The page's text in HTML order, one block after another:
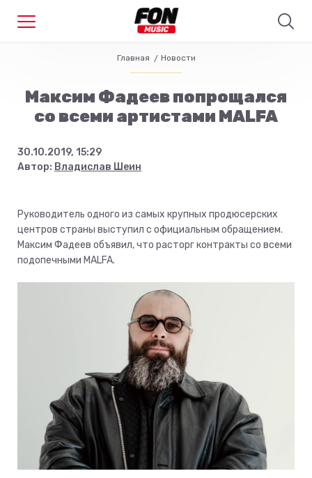
Главная Новости
Максим Фадеев попрощался
со всеми артистами MALFA
30.10.2019, 15:29
Автор: Владислав Шеин
Руководитель одного из самых крупных продюсерских
центров страны выступил с официальным обращением.
Максим Фадеев объявил, что расторг контракты со всеми
подопечными MALFA.